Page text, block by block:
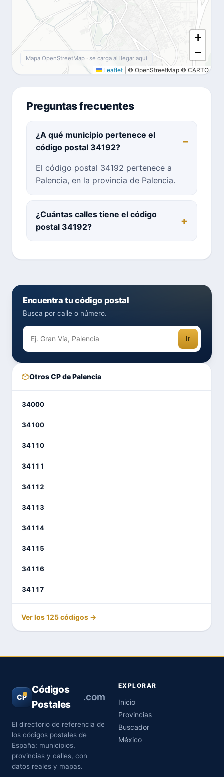
+
−
Leaflet © OpenStreetMap © CARTO
Mapa OpenStreetMap · se carga al llegar aquí
Preguntas frecuentes
¿A qué municipio pertenece el
código postal 34192?
El código postal 34192 pertenece a
Palencia, en la provincia de Palencia.
¿Cuántas calles tiene el código
postal 34192?
Encuentra tu código postal
Busca por calle o número.
Ir
Otros CP de Palencia
34000
34100
34110
34111
34112
34113
34114
34115
34116
34117
Ver los 125 códigos →
CP
Códigos
Postales
.com
El directorio de referencia de
los códigos postales de
España: municipios,
provincias y calles, con
datos reales y mapas.
EXPLORAR
Inicio
Provincias
Buscador
México